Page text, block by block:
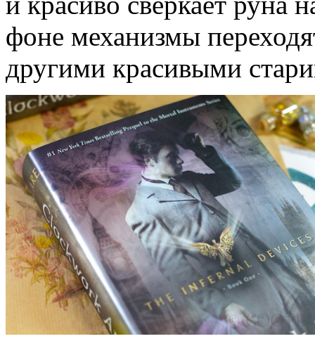
фоне механизмы
другими красивыми